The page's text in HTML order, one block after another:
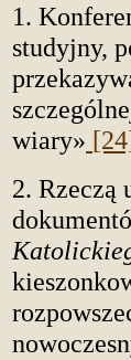
1.
studyjny,
wiary»
2. Rzeczą